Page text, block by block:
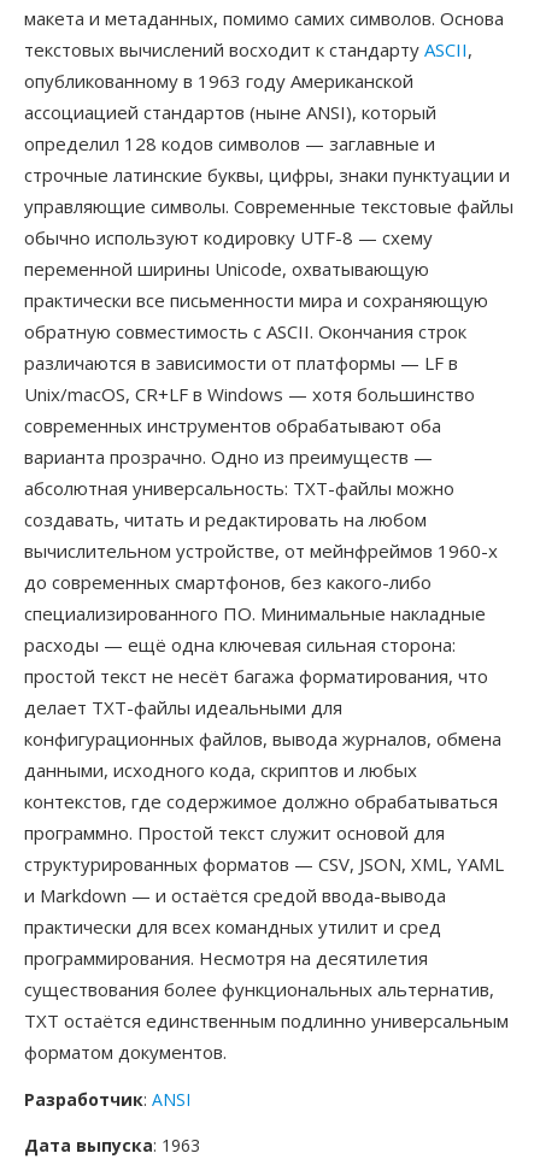
макета и метаданных, помимо самих символов. Основа
текстовых вычислений восходит к стандарту ASCII,
опубликованному в 1963 году Американской
ассоциацией стандартов (ныне ANSI), который
определил 128 кодов символов — заглавные и
строчные латинские буквы, цифры, знаки пунктуации и
управляющие символы. Современные текстовые файлы
обычно используют кодировку UTF-8 — схему
переменной ширины Unicode, охватывающую
практически все письменности мира и сохраняющую
обратную совместимость с ASCII. Окончания строк
различаются в зависимости от платформы — LF в
Unix/macOS, CR+LF в Windows — хотя большинство
современных инструментов обрабатывают оба
варианта прозрачно. Одно из преимуществ —
абсолютная универсальность: TXT-файлы можно
создавать, читать и редактировать на любом
вычислительном устройстве, от мейнфреймов 1960-х
до современных смартфонов, без какого-либо
специализированного ПО. Минимальные накладные
расходы — ещё одна ключевая сильная сторона:
простой текст не несёт багажа форматирования, что
делает TXT-файлы идеальными для
конфигурационных файлов, вывода журналов, обмена
данными, исходного кода, скриптов и любых
контекстов, где содержимое должно обрабатываться
программно. Простой текст служит основой для
структурированных форматов — CSV, JSON, XML, YAML
и Markdown — и остаётся средой ввода-вывода
практически для всех командных утилит и сред
программирования. Несмотря на десятилетия
существования более функциональных альтернатив,
TXT остаётся единственным подлинно универсальным
форматом документов.
Разработчик: ANSI
Дата выпуска: 1963